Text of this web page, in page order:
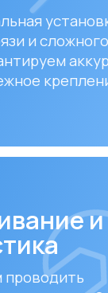
раз в 6–12
и эффективной
Подбираем и
или